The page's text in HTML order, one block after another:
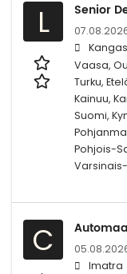
L Senior
Vaasa,
Turku,
Kainuu,
Suomi,
Pohjois-
C
Imatra